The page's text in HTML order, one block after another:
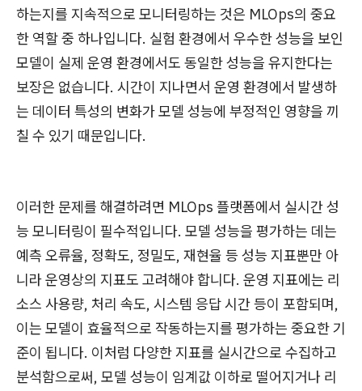
하는지를 지속적으로 모니터링하는 것은 MLOps의 중요
한 역할 중 하나입니다. 실험 환경에서 우수한 성능을 보인
모델이 실제 운영 환경에서도 동일한 성능을 유지한다는
보장은 없습니다. 시간이 지나면서 운영 환경에서 발생하
는 데이터 특성의 변화가 모델 성능에 부정적인 영향을 끼
칠 수 있기 때문입니다.
이러한 문제를 해결하려면 MLOps 플랫폼에서 실시간 성
능 모니터링이 필수적입니다. 모델 성능을 평가하는 데는
예측 오류율, 정확도, 정밀도, 재현율 등 성능 지표뿐만 아
니라 운영상의 지표도 고려해야 합니다. 운영 지표에는 리
소스 사용량, 처리 속도, 시스템 응답 시간 등이 포함되며,
이는 모델이 효율적으로 작동하는지를 평가하는 중요한 기
준이 됩니다. 이처럼 다양한 지표를 실시간으로 수집하고
분석함으로써, 모델 성능이 임계값 이하로 떨어지거나 리